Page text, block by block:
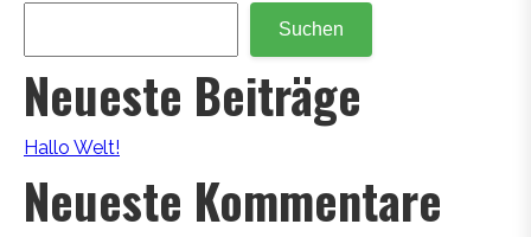
Suchen
Neueste Beiträge
Hallo Welt!
Neueste Kommentare